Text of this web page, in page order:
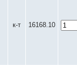
к-т 16168.10